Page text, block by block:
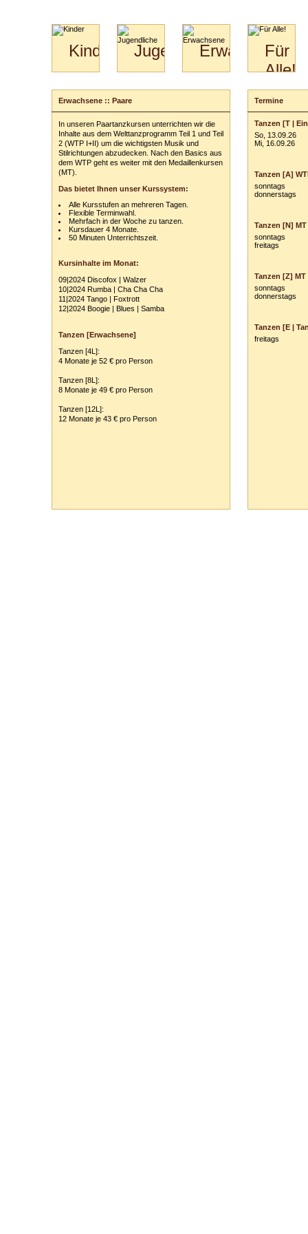
Kinder
Kids
&
Kiga-
Kids
3-
6
JugendlicheErwachsene
Specials
Paare
Hochzeitstanzkurs
Für
Alle!
Bilder
Download
Video
Partner
Erwachsene :: Paare
In unseren Paartanzkursen unterrichten wir die
Inhalte aus dem Welttanzprogramm Teil 1 und Teil
2 (WTP I+II) um die wichtigsten Musik und
Stilrichtungen abzudecken. Nach den Basics aus
dem WTP geht es weiter mit den Medaillenkursen
(MT).
Das bietet Ihnen unser Kurssystem:
Alle Kursstufen an mehreren Tagen.
Flexible Terminwahl.
Mehrfach in der Woche zu tanzen.
Kursdauer 4 Monate.
50 Minuten Unterrichtszeit.
Kursinhalte im Monat:
09|2024 Discofox | Walzer
10|2024 Rumba | Cha Cha Cha
11|2024 Tango | Foxtrott
12|2024 Boogie | Blues | Samba
Tanzen [Erwachsene]
Tanzen [4L]:
4 Monate je 52 € pro Person
Tanzen [8L]:
8 Monate je 49 € pro Person
Tanzen [12L]:
12 Monate je 43 € pro Person
Termine
Tanzen [T |
So, 13.09.26
Mi, 16.09.26
Tanzen [A]
sonntags
donnerstags
Tanzen [N] MT
sonntags
freitags
Tanzen [Z] MT
sonntags
donnerstags
Tanzen [E |
freitags
Anmeldung
Ihr Kurs:
Ihre
Vor- und
PLZ/
E-Mail-
Anschrift: